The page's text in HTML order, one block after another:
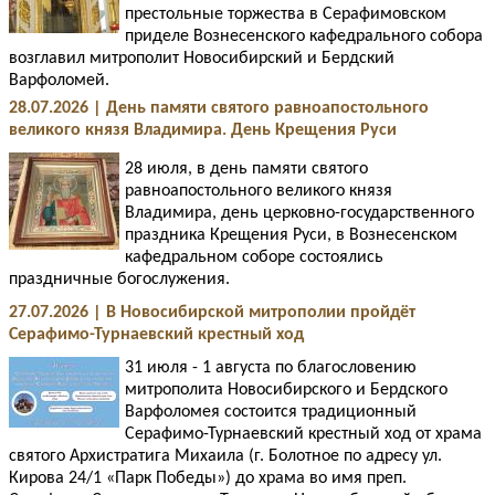
престольные торжества в Серафимовском
приделе Вознесенского кафедрального собора
возглавил митрополит Новосибирский и Бердский
Варфоломей.
28.07.2026 | День памяти святого равноапостольного
великого князя Владимира. День Крещения Руси
28 июля, в день памяти святого
равноапостольного великого князя
Владимира, день церковно-государственного
праздника Крещения Руси, в Вознесенском
кафедральном соборе состоялись
праздничные богослужения.
27.07.2026 | В Новосибирской митрополии пройдёт
Серафимо-Турнаевский крестный ход
31 июля - 1 августа по благословению
митрополита Новосибирского и Бердского
Варфоломея состоится традиционный
Серафимо-Турнаевский крестный ход от храма
святого Архистратига Михаила (г. Болотное по адресу ул.
Кирова 24/1 «Парк Победы») до храма во имя преп.